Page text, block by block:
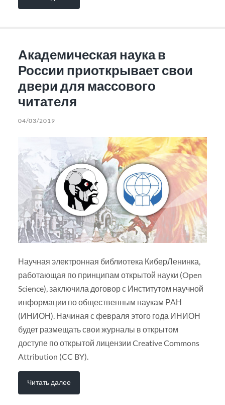
Академическая наука в
России приоткрывает свои
двери для массового
читателя
04/03/2019
Научная электронная библиотека КиберЛенинка,
работающая по принципам открытой науки (Open
Science), заключила договор с Институтом научной
информации по общественным наукам РАН
(ИНИОН). Начиная с февраля этого года ИНИОН
будет размещать свои журналы в открытом
доступе по открытой лицензии Creative Commons
Attribution (CC BY).
Читать далее